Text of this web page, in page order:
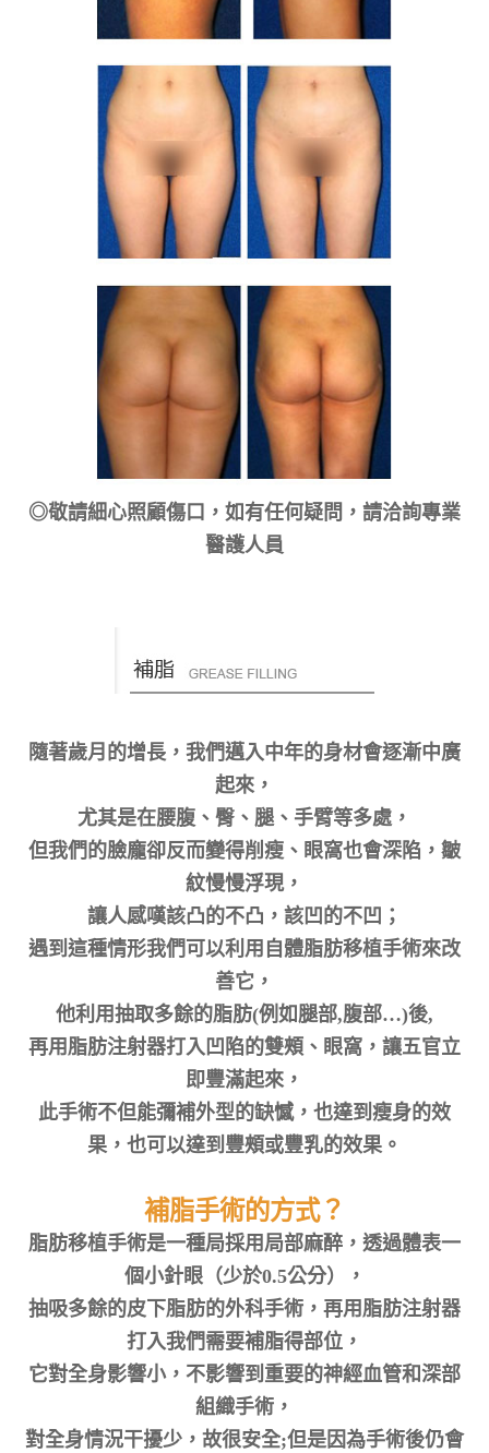
◎敬請細心照顧傷口，如有任何疑問，請洽詢專業
醫護人員
隨著歲月的增長，我們邁入中年的身材會逐漸中廣
起來，
尤其是在腰腹、臀、腿、手臂等多處，
但我們的臉龐卻反而變得削瘦、眼窩也會深陷，皺
紋慢慢浮現，
讓人感嘆該凸的不凸，該凹的不凹；
遇到這種情形我們可以利用自體脂肪移植手術來改
善它，
他利用抽取多餘的脂肪(例如腿部,腹部…)後,
再用脂肪注射器打入凹陷的雙頰、眼窩，讓五官立
即豐滿起來，
此手術不但能彌補外型的缺憾，也達到瘦身的效
果，也可以達到豐頰或豐乳的效果。
補脂手術的方式？
脂肪移植手術是一種局採用局部麻醉，透過體表一
個小針眼（少於0.5公分），
抽吸多餘的皮下脂肪的外科手術，再用脂肪注射器
打入我們需要補脂得部位，
它對全身影響小，不影響到重要的神經血管和深部
組織手術，
對全身情況干擾少，故很安全;但是因為手術後仍會